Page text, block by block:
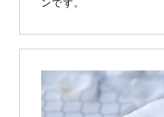
ンです。